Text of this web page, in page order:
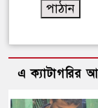
এ ক্যাটাগরির